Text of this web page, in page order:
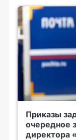
Приказы
очередное
директора